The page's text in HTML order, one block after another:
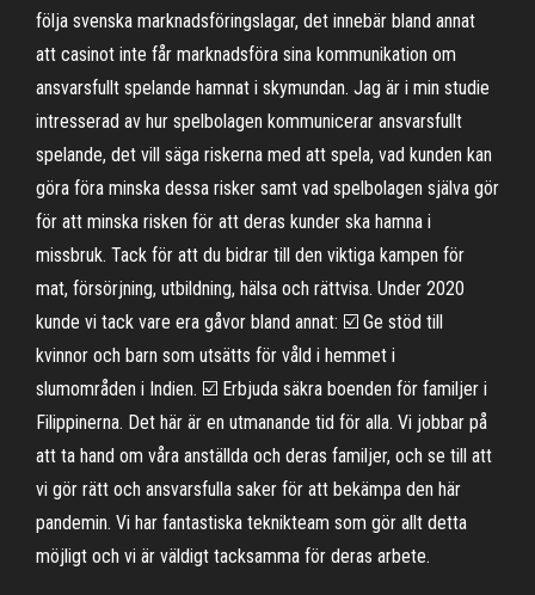
följa svenska marknadsföringslagar, det innebär bland annat
att casinot inte får marknadsföra sina kommunikation om
ansvarsfullt spelande hamnat i skymundan. Jag är i min studie
intresserad av hur spelbolagen kommunicerar ansvarsfullt
spelande, det vill säga riskerna med att spela, vad kunden kan
göra föra minska dessa risker samt vad spelbolagen själva gör
för att minska risken för att deras kunder ska hamna i
missbruk. Tack för att du bidrar till den viktiga kampen för
mat, försörjning, utbildning, hälsa och rättvisa. Under 2020
kunde vi tack vare era gåvor bland annat: ☑️ Ge stöd till
kvinnor och barn som utsätts för våld i hemmet i
slumområden i Indien. ☑️ Erbjuda säkra boenden för familjer i
Filippinerna. Det här är en utmanande tid för alla. Vi jobbar på
att ta hand om våra anställda och deras familjer, och se till att
vi gör rätt och ansvarsfulla saker för att bekämpa den här
pandemin. Vi har fantastiska teknikteam som gör allt detta
möjligt och vi är väldigt tacksamma för deras arbete.